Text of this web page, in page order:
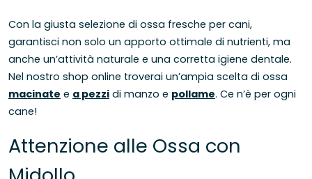
Con la giusta selezione di ossa fresche per cani,
garantisci non solo un apporto ottimale di nutrienti, ma
anche un’attività naturale e una corretta igiene dentale.
Nel nostro shop online troverai un’ampia scelta di ossa
macinate e a pezzi di manzo e pollame. Ce n’è per ogni
cane!
Attenzione alle Ossa con